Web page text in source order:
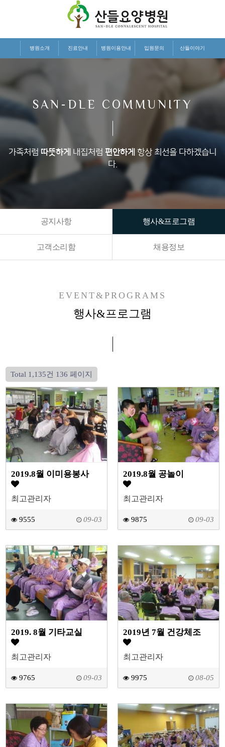
병원소개 진료안내 병원이용안내 입원문의 산들이야기
SAN-DLE COMMUNITY
가족처럼 따뜻하게 내집처럼 편안하게 항상 최선을 다하겠습니
다.
공지사항 행사&프로그램
고객소리함 채용정보
EVENT&PROGRAMS
행사&프로그램
Total 1,135건 136 페이지
2019.8월 이미용봉사
최고관리자
9555 09-03
2019.8월 공놀이
최고관리자
9875 09-03
2019. 8월 기타교실
최고관리자
9765 09-03
2019년 7월 건강체조
최고관리자
9975 08-05